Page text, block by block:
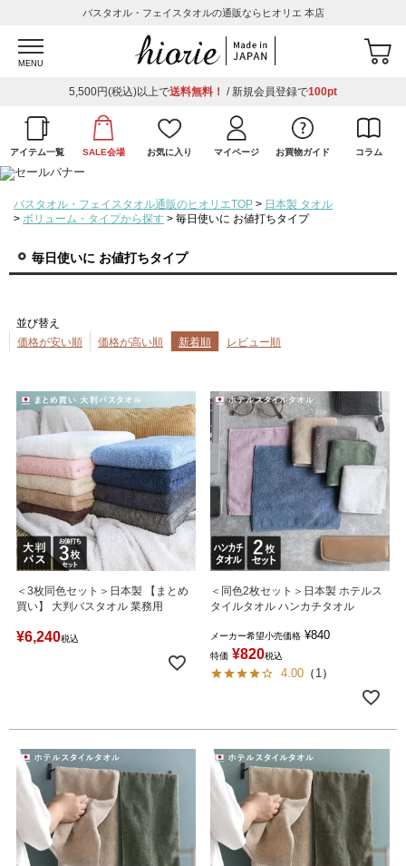
バスタオル・フェイスタオルの通販ならヒオリエ 本店
MENU
5,500円(税込)以上で送料無料！ / 新規会員登録で100pt
アイテム一覧 SALE会場 お気に入り マイページ お買物ガイド コラム
バスタオル・フェイスタオル通販のヒオリエTOP
日本製 タオル
ボリューム・タイプから探す
毎日使いに お値打ちタイプ
毎日使いに お値打ちタイプ
並び替え
価格が安い順
価格が高い順 新着順 レビュー順
＜3枚同色セット＞日本製 【まとめ
買い】 大判バスタオル 業務用
¥6,240税込
＜同色2枚セット＞日本製 ホテルス
タイルタオル ハンカチタオル
メーカー希望小売価格 ¥840
特価 ¥820税込
4.00 （ 1）